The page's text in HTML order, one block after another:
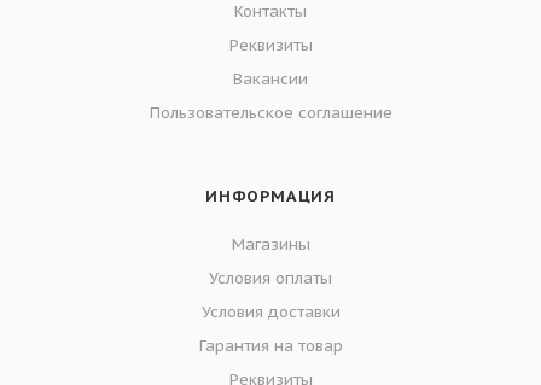
Контакты
Реквизиты
Вакансии
Пользовательское соглашение
ИНФОРМАЦИЯ
Магазины
Условия оплаты
Условия доставки
Гарантия на товар
Реквизиты